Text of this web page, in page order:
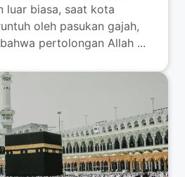
luar biasa, saat kota
oleh pasukan gajah,
pertolongan Allah ...